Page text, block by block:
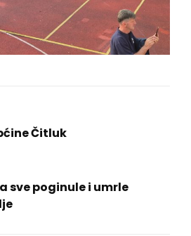
Čitluk
sve poginule i umrle